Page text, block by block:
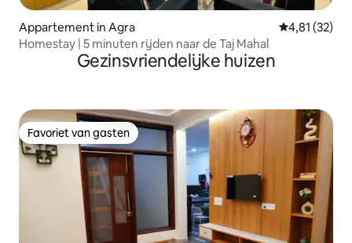
Appartement in Agra Gemiddelde
4,81 (32)
Homestay | 5 minuten rijden naar de Taj Mahal
Gezinsvriendelijke huizen
Favoriet van gasten
Favoriet van gasten